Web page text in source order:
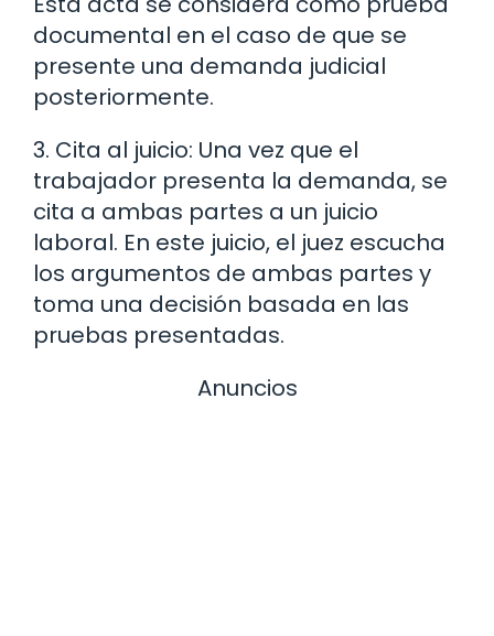
documental en el caso de que se
presente una demanda judicial
posteriormente.
3. Cita al juicio: Una vez que el
trabajador presenta la demanda, se
cita a ambas partes a un juicio
laboral. En este juicio, el juez escucha
los argumentos de ambas partes y
toma una decisión basada en las
pruebas presentadas.
Anuncios